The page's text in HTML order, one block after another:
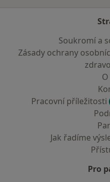
Soukromí a
Zásady ochrany
Pracovní příležitosti
Jak řadíme
Pro